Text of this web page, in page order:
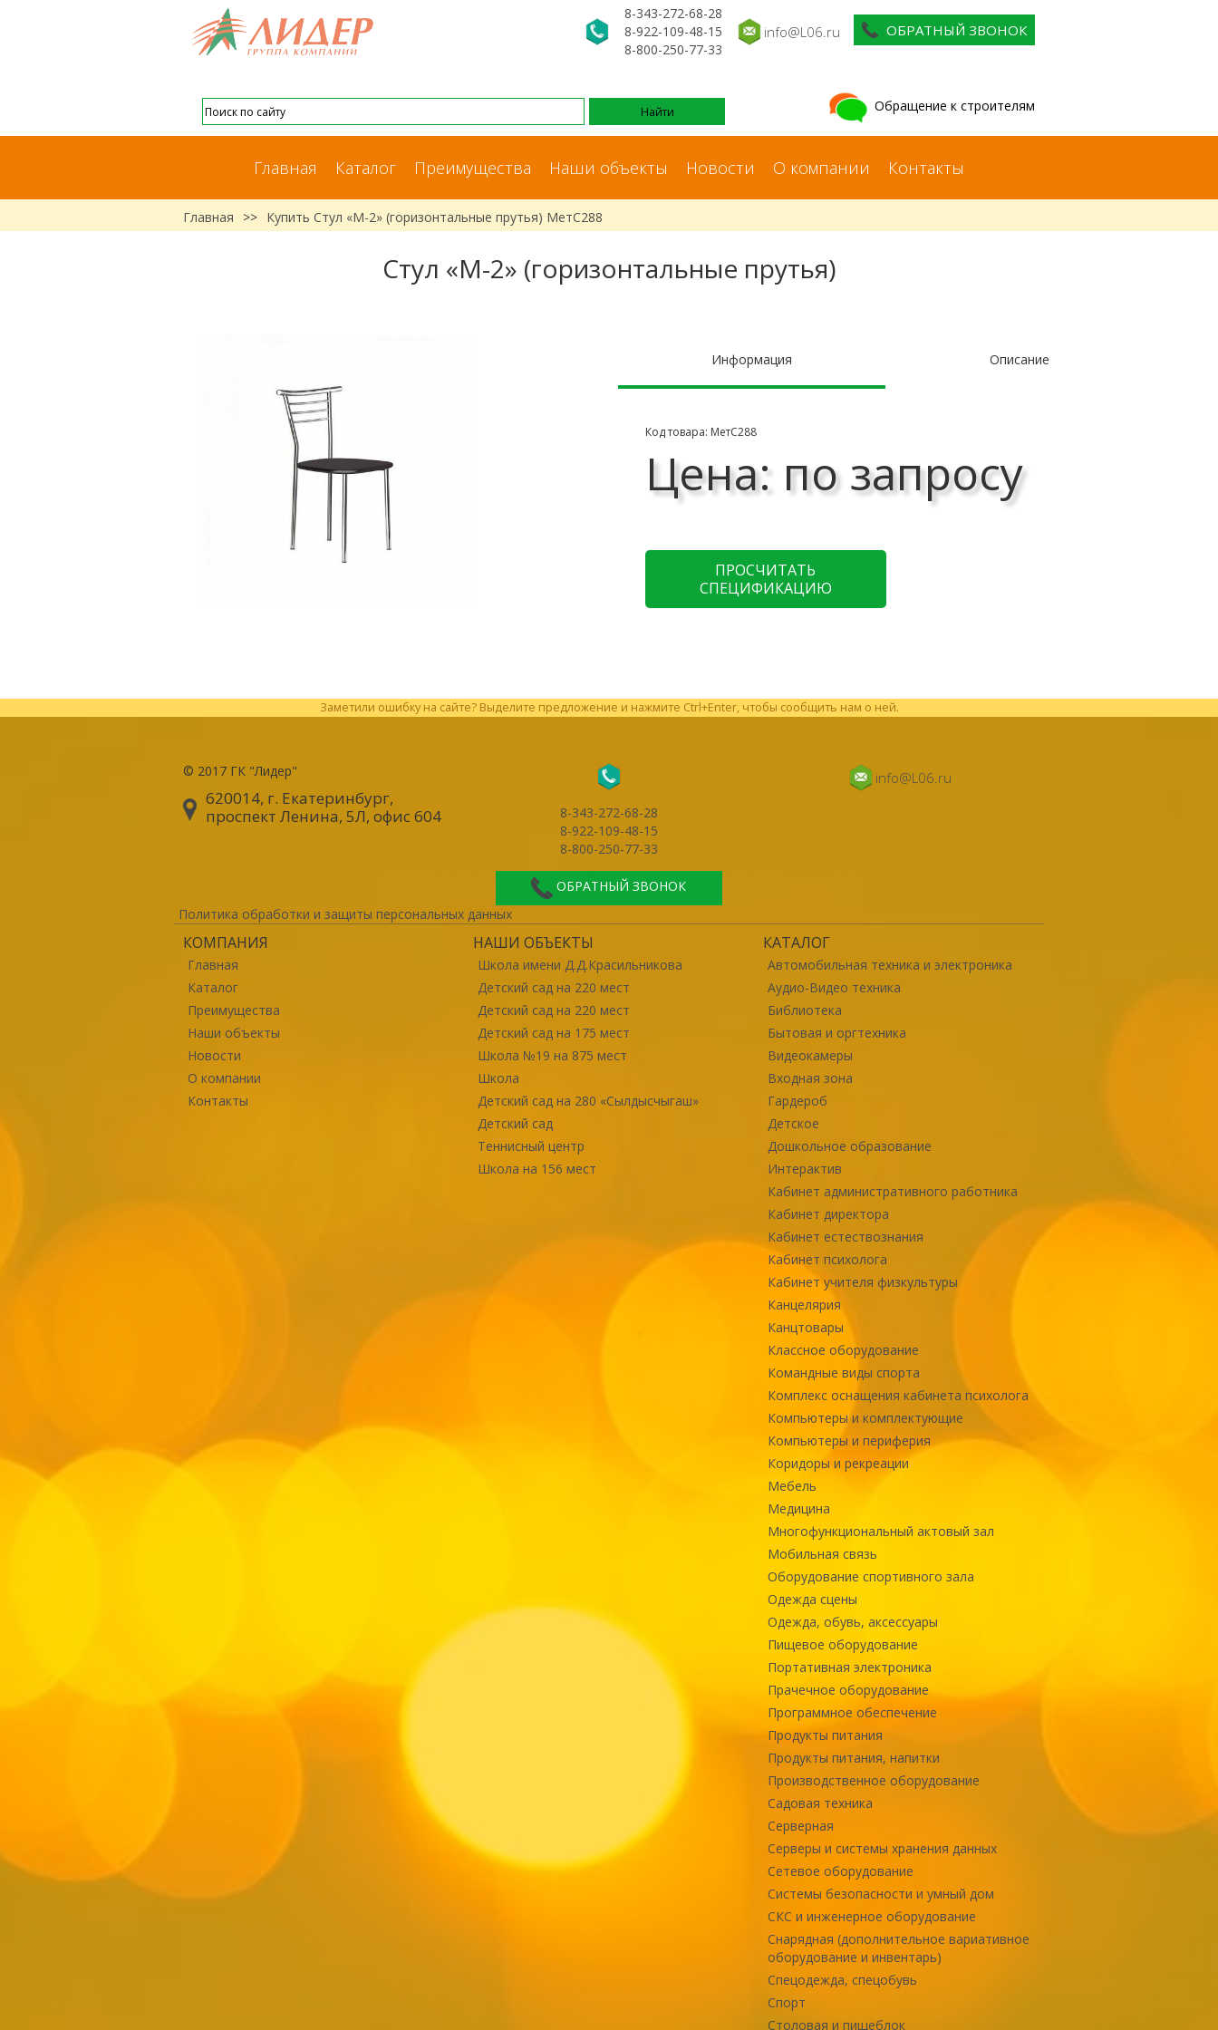
8-343-272-68-28
8-922-109-48-15
8-800-250-77-33
info@L06.ru ОБРАТНЫЙ ЗВОНОК
Обращение к строителям
Главная Каталог Преимущества Наши объекты Новости О компании Контакты
Главная >> Купить Стул «М-2» (горизонтальные прутья) МетС288
Стул «М-2» (горизонтальные прутья)
Информация Описание
Код товара: МетС288
Цена: по запросу
ПРОСЧИТАТЬ
СПЕЦИФИКАЦИЮ
Заметили ошибку на сайте? Выделите предложение и нажмите Ctrl+Enter, чтобы сообщить нам о ней.
© 2017 ГК "Лидер"
620014, г. Екатеринбург,
проспект Ленина, 5Л, офис 604
8-343-272-68-28
8-922-109-48-15
8-800-250-77-33
ОБРАТНЫЙ ЗВОНОК
info@L06.ru
Политика обработки и защиты персональных данных
КОМПАНИЯ
Главная
Каталог
Преимущества
Наши объекты
Новости
О компании
Контакты
НАШИ ОБЪЕКТЫ
Школа имени Д.Д.Красильникова
Детский сад на 220 мест
Детский сад на 220 мест
Детский сад на 175 мест
Школа №19 на 875 мест
Школа
Детский сад на 280 «Сылдысчыгаш»
Детский сад
Теннисный центр
Школа на 156 мест
КАТАЛОГ
Автомобильная техника и электроника
Аудио-Видео техника
Библиотека
Бытовая и оргтехника
Видеокамеры
Входная зона
Гардероб
Детское
Дошкольное образование
Интерактив
Кабинет административного работника
Кабинет директора
Кабинет естествознания
Кабинет психолога
Кабинет учителя физкультуры
Канцелярия
Канцтовары
Классное оборудование
Командные виды спорта
Комплекс оснащения кабинета психолога
Компьютеры и комплектующие
Компьютеры и периферия
Коридоры и рекреации
Мебель
Медицина
Многофункциональный актовый зал
Мобильная связь
Оборудование спортивного зала
Одежда сцены
Одежда, обувь, аксессуары
Пищевое оборудование
Портативная электроника
Прачечное оборудование
Программное обеспечение
Продукты питания
Продукты питания, напитки
Производственное оборудование
Садовая техника
Серверная
Серверы и системы хранения данных
Сетевое оборудование
Системы безопасности и умный дом
СКС и инженерное оборудование
Снарядная (дополнительное вариативное
оборудование и инвентарь)
Спецодежда, спецобувь
Спорт
Столовая и пищеблок